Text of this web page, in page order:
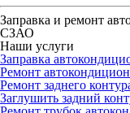
Заправка и ремонт
СЗАО
Наши услуги
Заправка
Ремонт
Ремонт заднего
Заглушить задний